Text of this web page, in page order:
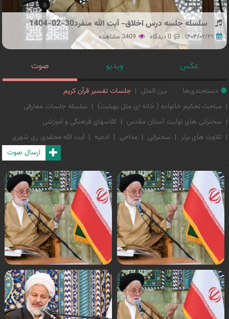
سلسله جلسه درس اخلاق- آیت الله منفرد30-02-1404
۱۴۰۴/۰۲/۳۱ 0 دیدگاه 3409 مشاهده
عکس ویدیو صوت
دسته‌بندی‌ها بین الملل
جلسات تفسیر قرآن کریم
مباحث تحکیم خانواده ( خانه ای مثل بهشت)
سلسله جلسات معارفی
سخنرانی های تولیت آستان مقدس
کلاسهای فرهنگی و آموزشی
تلاوت های برتر
سخنرانی مداحی ادعیه
آیت الله محمّدی ری شهری
ارسال صوت